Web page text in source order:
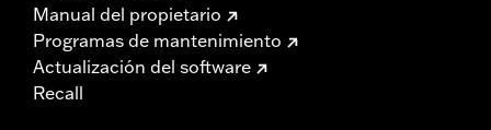
Manual del propietario
Programas de mantenimiento
Actualización del software
Recall